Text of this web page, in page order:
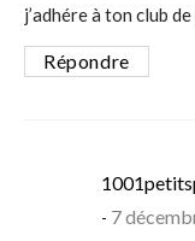
j’adhére à ton club
Répondre
7